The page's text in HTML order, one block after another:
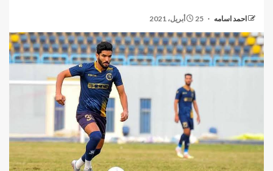
احمد اسامه 25 أبريل، 2021